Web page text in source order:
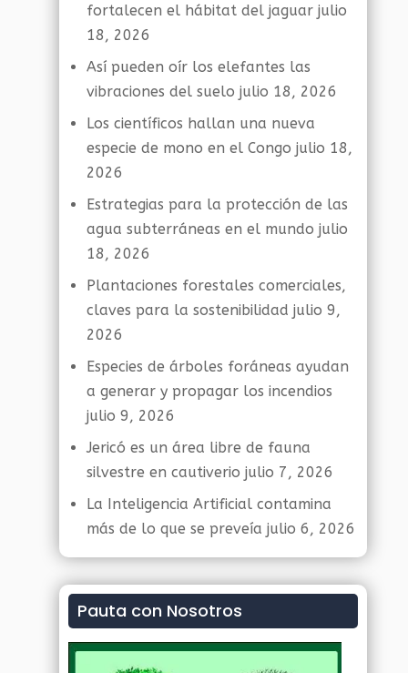
fortalecen el hábitat del jaguar julio
18, 2026
Así pueden oír los elefantes las
vibraciones del suelo julio 18, 2026
Los científicos hallan una nueva
especie de mono en el Congo julio 18,
2026
Estrategias para la protección de las
agua subterráneas en el mundo julio
18, 2026
Plantaciones forestales comerciales,
claves para la sostenibilidad julio 9,
2026
Especies de árboles foráneas ayudan
a generar y propagar los incendios
julio 9, 2026
Jericó es un área libre de fauna
silvestre en cautiverio julio 7, 2026
La Inteligencia Artificial contamina
más de lo que se preveía julio 6, 2026
Pauta con Nosotros